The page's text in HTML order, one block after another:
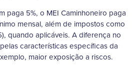
paga 5%, o MEI Caminhoneiro paga
mensal, além de impostos como
quando aplicáveis. A diferença no
características específicas da
maior exposição a riscos.